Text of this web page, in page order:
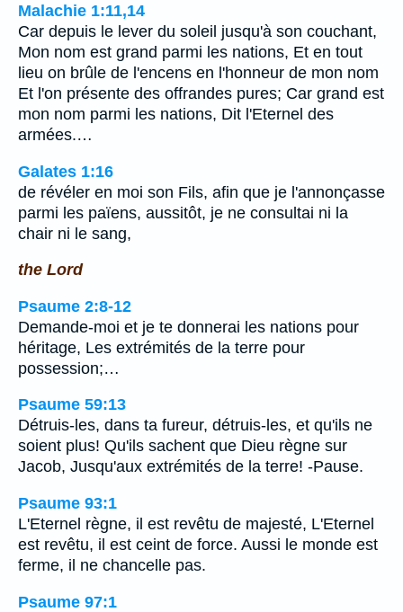
Malachie 1:11,14
Car depuis le lever du soleil jusqu'à son couchant,
Mon nom est grand parmi les nations, Et en tout
lieu on brûle de l'encens en l'honneur de mon nom
Et l'on présente des offrandes pures; Car grand est
mon nom parmi les nations, Dit l'Eternel des
armées.…
Galates 1:16
de révéler en moi son Fils, afin que je l'annonçasse
parmi les païens, aussitôt, je ne consultai ni la
chair ni le sang,
the Lord
Psaume 2:8-12
Demande-moi et je te donnerai les nations pour
héritage, Les extrémités de la terre pour
possession;…
Psaume 59:13
Détruis-les, dans ta fureur, détruis-les, et qu'ils ne
soient plus! Qu'ils sachent que Dieu règne sur
Jacob, Jusqu'aux extrémités de la terre! -Pause.
Psaume 93:1
L'Eternel règne, il est revêtu de majesté, L'Eternel
est revêtu, il est ceint de force. Aussi le monde est
ferme, il ne chancelle pas.
Psaume 97:1